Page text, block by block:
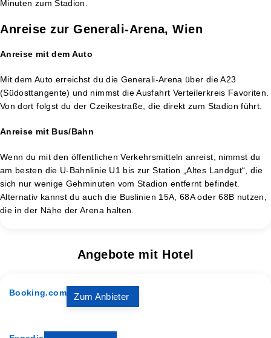
Minuten zum Stadion​.
Anreise zur Generali-Arena, Wien
Anreise mit dem Auto
Mit dem Auto erreichst du die Generali-Arena über die A23
(Südosttangente) und nimmst die Ausfahrt Verteilerkreis Favoriten.
Von dort folgst du der Czeikestraße, die direkt zum Stadion führt.
Anreise mit Bus/Bahn
Wenn du mit den öffentlichen Verkehrsmitteln anreist, nimmst du
am besten die U-Bahnlinie U1 bis zur Station „Altes Landgut“, die
sich nur wenige Gehminuten vom Stadion entfernt befindet.
Alternativ kannst du auch die Buslinien 15A, 68A oder 68B nutzen,
die in der Nähe der Arena halten​.
Angebote mit Hotel
Booking.com Zum Anbieter